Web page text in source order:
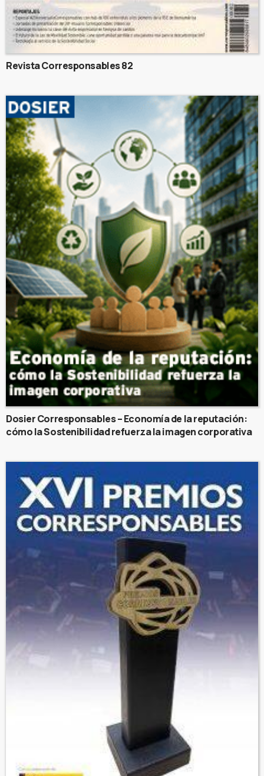
Revista Corresponsables 82
Dosier Corresponsables – Economía de la reputación:
cómo la Sostenibilidad refuerza la imagen corporativa